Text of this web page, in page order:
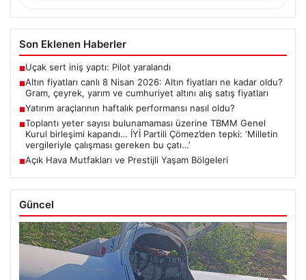
Son Eklenen Haberler
■Uçak sert iniş yaptı: Pilot yaralandı
■Altın fiyatları canlı 8 Nisan 2026: Altın fiyatları ne kadar oldu?
Gram, çeyrek, yarım ve cumhuriyet altını alış satış fiyatları
■Yatırım araçlarının haftalık performansı nasıl oldu?
■Toplantı yeter sayısı bulunamaması üzerine TBMM Genel
Kurul birleşimi kapandı… İYİ Partili Çömez’den tepki: ‘Milletin
vergileriyle çalışması gereken bu çatı…’
■Açık Hava Mutfakları ve Prestijli Yaşam Bölgeleri
Güncel